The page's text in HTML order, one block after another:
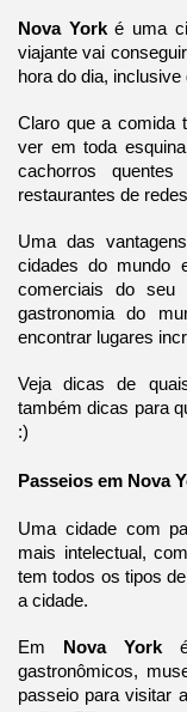
Nova York é uma
viajante vai
hora do dia, inclusive
Claro que a comida
ver em toda
cachorros
restaurantes de
Uma das
cidades do mundo
comerciais do
gastronomia do
encontrar lugares
Veja dicas de
também dicas para
:)
Passeios em Nova
Uma cidade com
mais intelectual,
tem todos os tipos
a cidade.
Em Nova York
gastronômicos,
passeio para visitar